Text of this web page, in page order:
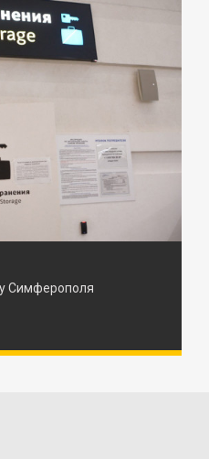
Симферополя